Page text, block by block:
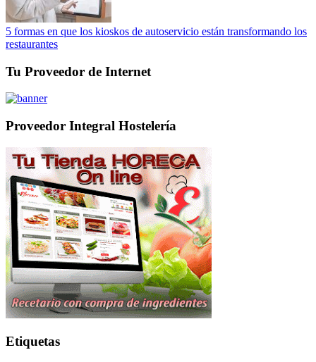
5 formas en que los kioskos de autoservicio están transformando los
restaurantes
Tu Proveedor de Internet
Proveedor Integral Hostelería
Etiquetas